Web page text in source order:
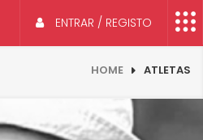
ENTRAR / REGISTO
HOME ATLETAS